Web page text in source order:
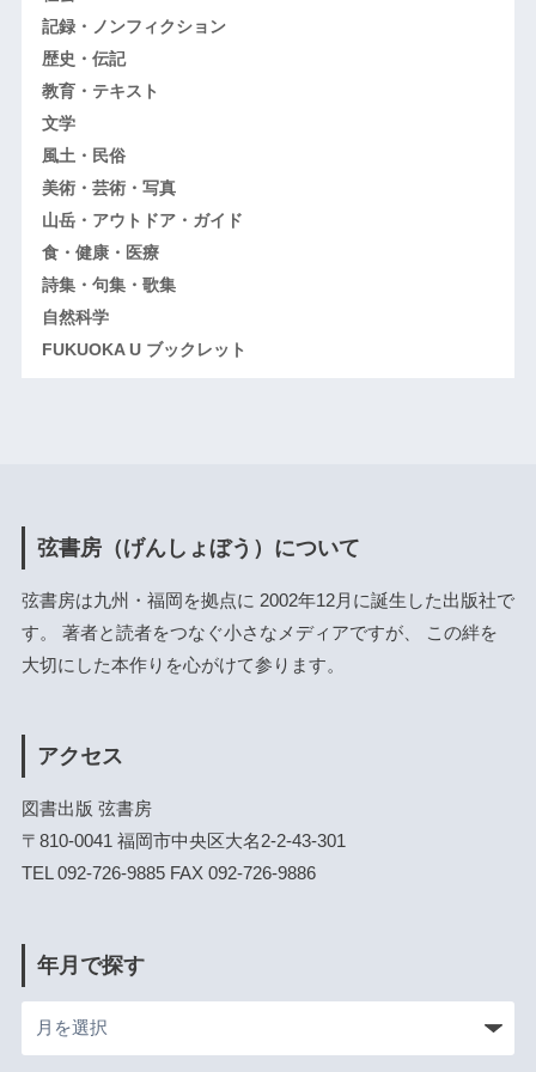
記録・ノンフィクション
歴史・伝記
教育・テキスト
文学
風土・民俗
美術・芸術・写真
山岳・アウトドア・ガイド
食・健康・医療
詩集・句集・歌集
自然科学
FUKUOKA U ブックレット
弦書房（げんしょぼう）について
弦書房は九州・福岡を拠点に 2002年12月に誕生した出版社で
す。 著者と読者をつなぐ小さなメディアですが、 この絆を
大切にした本作りを心がけて参ります。
アクセス
図書出版 弦書房
〒810-0041 福岡市中央区大名2-2-43-301
TEL 092-726-9885 FAX 092-726-9886
年月で探す